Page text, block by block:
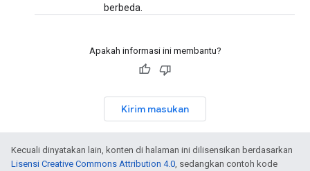
berbeda.
Apakah informasi ini membantu?
Kirim masukan
Kecuali dinyatakan lain, konten di halaman ini dilisensikan berdasarkan
Lisensi Creative Commons Attribution 4.0 , sedangkan contoh kode